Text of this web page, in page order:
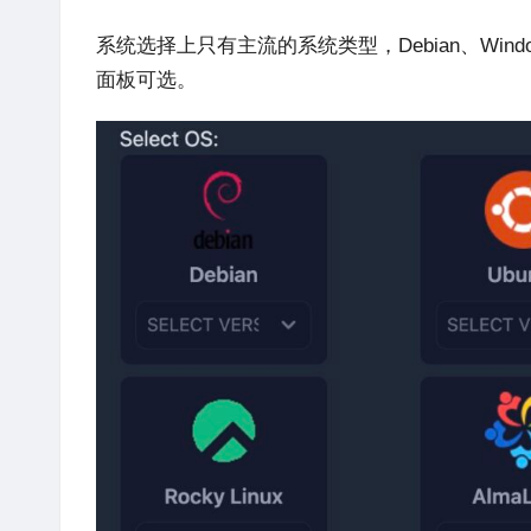
系统选择上只有主流的系统类型，Debian、
面板可选。